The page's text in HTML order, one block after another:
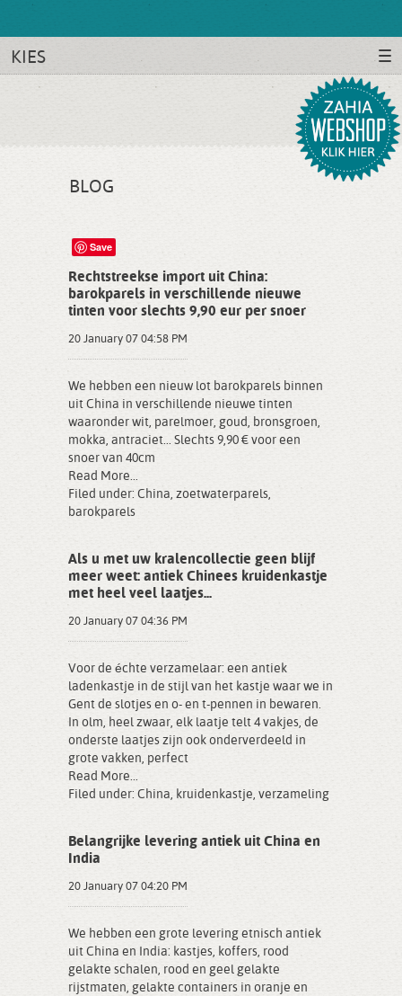
KIES
BLOG
Save
Rechtstreekse import uit China:
barokparels in verschillende nieuwe
tinten voor slechts 9,90 eur per snoer
20 January 07 04:58 PM
We hebben een nieuw lot barokparels binnen
uit China in verschillende nieuwe tinten
waaronder wit, parelmoer, goud, bronsgroen,
mokka, antraciet... Slechts 9,90 € voor een
snoer van 40cm
Read More...
Filed under: China, zoetwaterparels,
barokparels
Als u met uw kralencollectie geen blijf
meer weet: antiek Chinees kruidenkastje
met heel veel laatjes...
20 January 07 04:36 PM
Voor de échte verzamelaar: een antiek
ladenkastje in de stijl van het kastje waar we in
Gent de slotjes en o- en t-pennen in bewaren.
In olm, heel zwaar, elk laatje telt 4 vakjes, de
onderste laatjes zijn ook onderverdeeld in
grote vakken, perfect
Read More...
Filed under: China, kruidenkastje, verzameling
Belangrijke levering antiek uit China en
India
20 January 07 04:20 PM
We hebben een grote levering etnisch antiek
uit China en India: kastjes, koffers, rood
gelakte schalen, rood en geel gelakte
rijstmaten, gelakte containers in oranje en